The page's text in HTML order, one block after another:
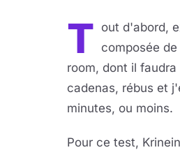
T out d'abord,
composée
room, dont il
cadenas, rébus et
minutes, ou moins.
Pour ce test,